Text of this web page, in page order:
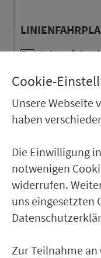
(PDF, 169 kB)
(PDF, ca. 2
Cookie-
Unsere Webseite
haben
Die Einwilligung
notwenigen
widerrufen.
uns eingesetzten
Zur Teilnahme